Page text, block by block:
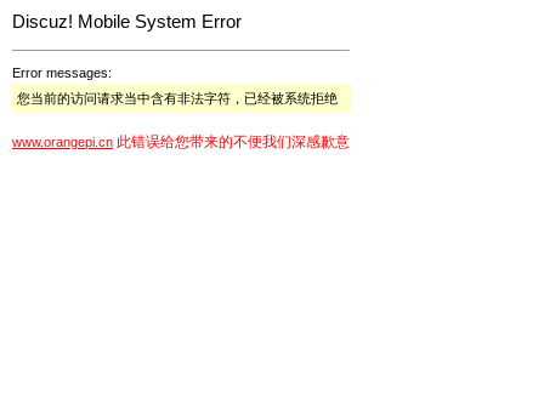
Discuz! Mobile System Error
Error messages:
您当前的访问请求当中含有非法字符，已经被系统拒绝
www.orangepi.cn 此错误给您带来的不便我们深感歉意